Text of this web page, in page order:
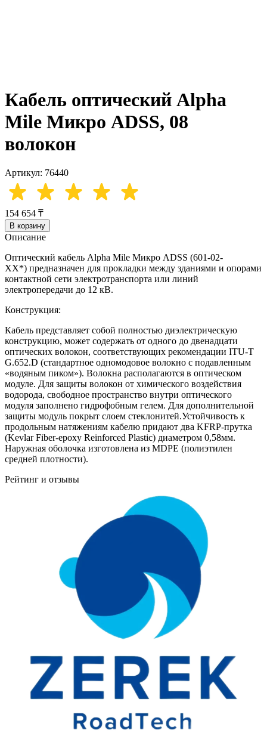
Кабель оптический Alpha
Mile Микро ADSS, 08
волокон
Артикул: 76440
154 654 ₸
В корзину
Описание
Оптический кабель Alpha Mile Микро ADSS (601-02-
ХХ*) предназначен для прокладки между зданиями и опорами
контактной сети электротранспорта или линий
электропередачи до 12 кВ.
Конструкция:
Кабель представляет собой полностью диэлектрическую
конструкцию, может содержать от одного до двенадцати
оптических волокон, соответствующих рекомендации ITU-T
G.652.D (стандартное одномодовое волокно с подавленным
«водяным пиком»). Волокна располагаются в оптическом
модуле. Для защиты волокон от химического воздействия
водорода, свободное пространство внутри оптического
модуля заполнено гидрофобным гелем. Для дополнительной
защиты модуль покрыт слоем стеклонитей.Устойчивость к
продольным натяжениям кабелю придают два KFRP-прутка
(Kevlar Fiber-epoxy Reinforced Plastic) диаметром 0,58мм.
Наружная оболочка изготовлена из MDPE (полиэтилен
средней плотности).
Рейтинг и отзывы